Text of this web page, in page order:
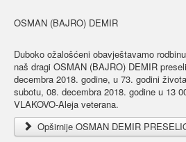
OSMAN (BAJRO) DEMIR
Duboko ožalošćeni obavještavamo
naš dragi OSMAN (BAJRO) DEMIR
decembra 2018. godine, u 73. godini
subotu, 08. decembra 2018. godine u 13
VLAKOVO-Aleja veterana.
Opširnije OSMAN DEMIR